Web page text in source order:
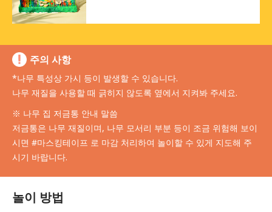
주의 사항
*나무 특성상 가시 등이 발생할 수 있습니다.
나무 재질을 사용할 때 긁히지 않도록 옆에서 지켜봐 주세요.
※ 나무 집 저금통 안내 말씀
저금통은 나무 재질이며, 나무 모서리 부분 등이 조금 위험해 보이
시면 #마스킹테이프 로 마감 처리하여 놀이할 수 있게 지도해 주
시기 바랍니다.
놀이 방법